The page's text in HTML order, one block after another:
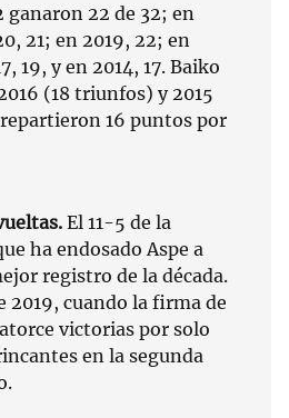
ganaron 22 de 32; en
21; en 2019, 22; en
19, y en 2014, 17. Baiko
(18 triunfos) y 2015
repartieron 16 puntos por
El 11-5 de la
ha endosado Aspe a
registro de la década.
2019, cuando la firma de
victorias por solo
en la segunda